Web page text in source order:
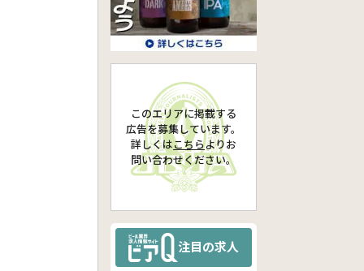
このエリアに掲載する
広告を募集しています。
詳しくは こちらより お
問い合わせください。
注目の求人